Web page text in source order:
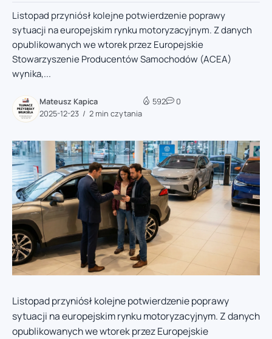
Listopad przyniósł kolejne potwierdzenie poprawy
sytuacji na europejskim rynku motoryzacyjnym. Z danych
opublikowanych we wtorek przez Europejskie
Stowarzyszenie Producentów Samochodów (ACEA)
wynika,...
Mateusz Kapica
2025-12-23
2 min czytania
592 0
Listopad przyniósł kolejne potwierdzenie poprawy
sytuacji na europejskim rynku motoryzacyjnym. Z danych
opublikowanych we wtorek przez Europejskie